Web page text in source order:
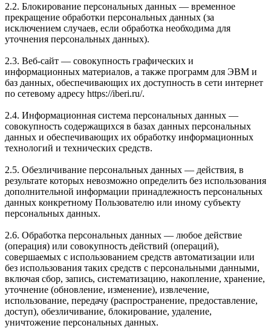
2.2. Блокирование персональных данных — временное
прекращение обработки персональных данных (за
исключением случаев, если обработка необходима для
уточнения персональных данных).
2.3. Веб-сайт — совокупность графических и
информационных материалов, а также программ для ЭВМ и
баз данных, обеспечивающих их доступность в сети интернет
по сетевому адресу https://iberi.ru/.
2.4. Информационная система персональных данных —
совокупность содержащихся в базах данных персональных
данных и обеспечивающих их обработку информационных
технологий и технических средств.
2.5. Обезличивание персональных данных — действия, в
результате которых невозможно определить без использования
дополнительной информации принадлежность персональных
данных конкретному Пользователю или иному субъекту
персональных данных.
2.6. Обработка персональных данных — любое действие
(операция) или совокупность действий (операций),
совершаемых с использованием средств автоматизации или
без использования таких средств с персональными данными,
включая сбор, запись, систематизацию, накопление, хранение,
уточнение (обновление, изменение), извлечение,
использование, передачу (распространение, предоставление,
доступ), обезличивание, блокирование, удаление,
уничтожение персональных данных.